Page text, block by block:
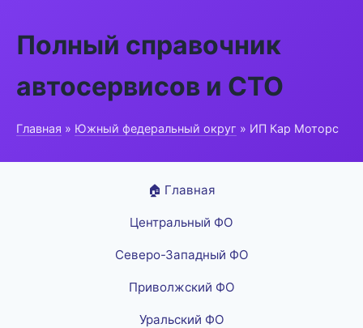
Полный справочник
автосервисов и СТО
Главная » Южный федеральный округ » ИП Кар Моторс
🏠 Главная
Центральный ФО
Северо-Западный ФО
Приволжский ФО
Уральский ФО